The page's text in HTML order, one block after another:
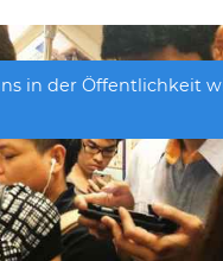
in der Öffentlichkeit